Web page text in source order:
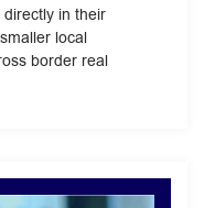
in their
local
border real